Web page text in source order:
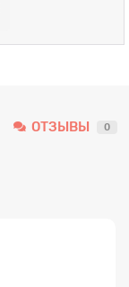
ОТЗЫВЫ 0